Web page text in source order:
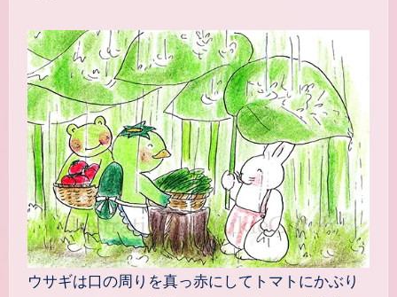
ウサギは口の周りを真っ赤にしてトマトにかぶり